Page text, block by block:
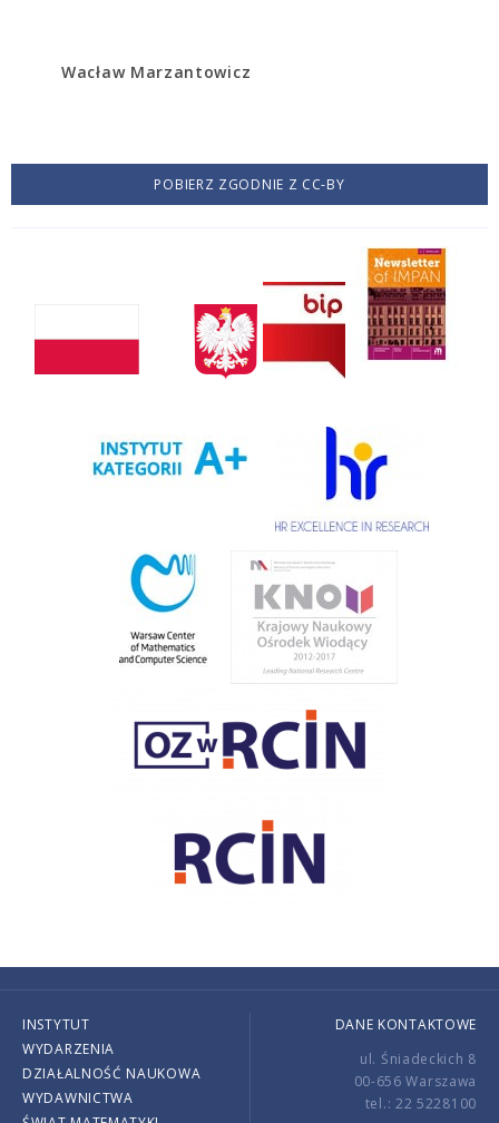
Wacław Marzantowicz
POBIERZ ZGODNIE Z CC-BY
INSTYTUT
WYDARZENIA
DZIAŁALNOŚĆ NAUKOWA
WYDAWNICTWA
DANE KONTAKTOWE
ul. Śniadeckich 8
00-656 Warszawa
tel.: 22 5228100